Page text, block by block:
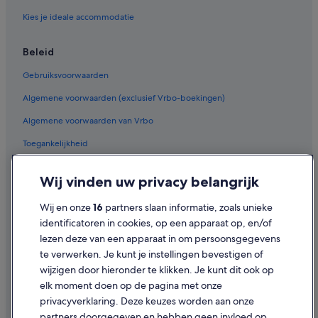
B&B in Koksijde-Bad
Strand in Oostduinkerke
Campings en stacaravans in Oostduinkerke
Woonboten in Oostduinkerke
Chalets in Koksijde-Bad
Hotels met parkeerplaatsen in Koksijde-Bad
Hotelresorts in Koksijde
Particuliere vakantiehuizen in Oostduinkerke
Hotels met zwembad in Oostduinkerke
Hotels in de buurt van Hoge Blekker
Chalets in Oostduinkerke
Hotelresorts in Oostduinkerke
Vakantieparken in Sint-Idesbald
Kies je ideale accommodatie
Beleid
Gebruiksvoorwaarden
Algemene voorwaarden (exclusief Vrbo-boekingen)
Algemene voorwaarden van Vrbo
Toegankelijkheid
Cookies
Juridische informatie/Contact
Inhoudsrichtlijnen en inhoud rapporteren
Hulp
Ondersteuning
Je boeking wijzigen of annuleren
Wij vinden uw privacy belangrijk
Wij en onze16 partners slaan informatie, zoals unieke
identificatoren in cookies, op een apparaat op, en/of
lezen deze van een apparaat in om persoonsgegevens
te verwerken. Je kunt je instellingen bevestigen of
wijzigen door hieronder te klikken. Je kunt dit ook op
elk moment doen op de pagina met onze
privacyverklaring. Deze keuzes worden aan onze